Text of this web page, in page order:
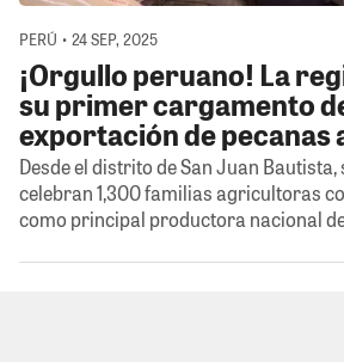
PERÚ • 24 SEP, 2025
¡Orgullo peruano! La
su primer cargamento
exportación de pecanas
Desde el distrito de San Juan Bautista,
celebran 1,300 familias agricultoras
como principal productora nacional